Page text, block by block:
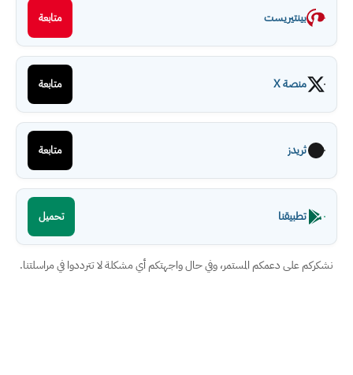
بينتيريست متابعة
منصة X متابعة
ثريدز متابعة
تطبيقنا تحميل
نشكركم على دعمكم المستمر، وفي حال واجهتكم أي مشكلة لا تترددوا في مراسلتنا.